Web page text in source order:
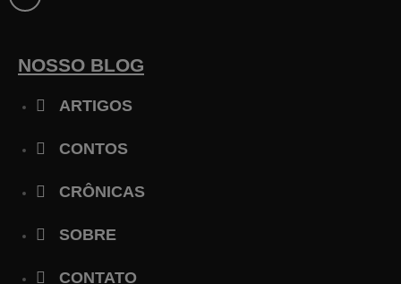
e
k
-
NOSSO BLOG
ARTIGOS
CONTOS
CRÔNICAS
SOBRE
CONTATO